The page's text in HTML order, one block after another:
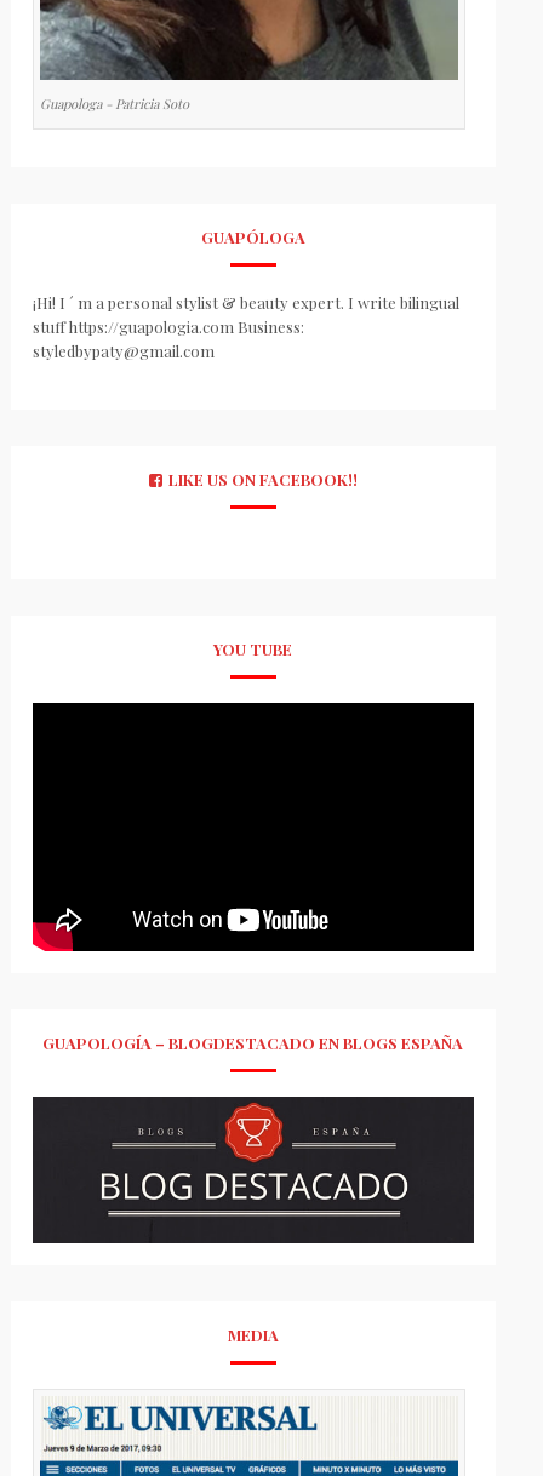
Guapologa - Patricia Soto
GUAPÓLOGA
¡Hi! I ´ m a personal stylist & beauty expert. I write bilingual
stuff https://guapologia.com Business:
styledbypaty@gmail.com
LIKE US ON FACEBOOK!!
YOU TUBE
GUAPOLOGÍA – BLOGDESTACADO EN BLOGS ESPAÑA
MEDIA